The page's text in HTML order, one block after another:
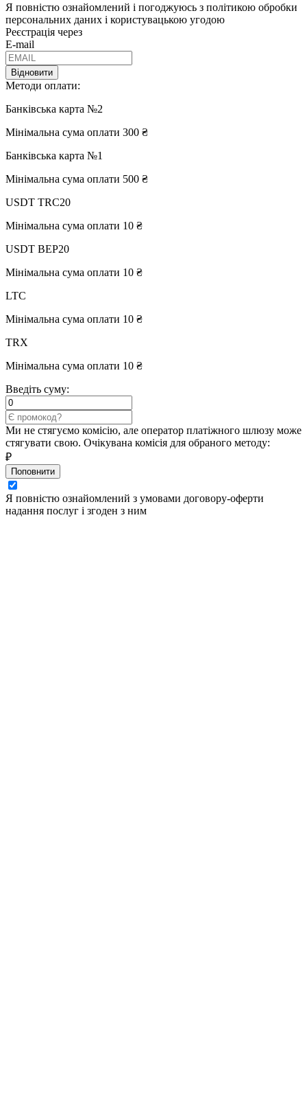
Я повністю ознайомлений і погоджуюсь з політикою обробки
персональних даних і користувацькою угодою
Реєстрація через
E-mail
Відновити
Методи оплати:
Банківська карта №2
Мінімальна сума оплати 300 ₴
Банківська карта №1
Мінімальна сума оплати 500 ₴
USDT TRC20
Мінімальна сума оплати 10 ₴
USDT BEP20
Мінімальна сума оплати 10 ₴
LTC
Мінімальна сума оплати 10 ₴
TRX
Мінімальна сума оплати 10 ₴
Введіть суму:
Ми не стягуємо комісію, але оператор платіжного шлюзу може
стягувати свою. Очікувана комісія для обраного методу:
₽
Поповнити
Я повністю ознайомлений з умовами договору-оферти
надання послуг і згоден з ним